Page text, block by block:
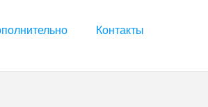
Контакты